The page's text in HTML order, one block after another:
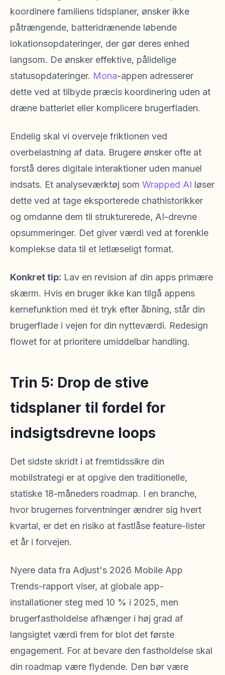
koordinere familiens tidsplaner, ønsker ikke
påtrængende, batteridrænende løbende
lokationsopdateringer, der gør deres enhed
langsom. De ønsker effektive, pålidelige
statusopdateringer. Mona-appen adresserer
dette ved at tilbyde præcis koordinering uden at
dræne batteriet eller komplicere brugerfladen.
Endelig skal vi overveje friktionen ved
overbelastning af data. Brugere ønsker ofte at
forstå deres digitale interaktioner uden manuel
indsats. Et analyseværktøj som Wrapped AI løser
dette ved at tage eksporterede chathistorikker
og omdanne dem til strukturerede, AI-drevne
opsummeringer. Det giver værdi ved at forenkle
komplekse data til et letlæseligt format.
Konkret tip: Lav en revision af din apps primære
skærm. Hvis en bruger ikke kan tilgå appens
kernefunktion med ét tryk efter åbning, står din
brugerflade i vejen for din nytteværdi. Redesign
flowet for at prioritere umiddelbar handling.
Trin 5: Drop de stive
tidsplaner til fordel for
indsigtsdrevne loops
Det sidste skridt i at fremtidssikre din
mobilstrategi er at opgive den traditionelle,
statiske 18-måneders roadmap. I en branche,
hvor brugernes forventninger ændrer sig hvert
kvartal, er det en risiko at fastlåse feature-lister
et år i forvejen.
Nyere data fra Adjust's 2026 Mobile App
Trends-rapport viser, at globale app-
installationer steg med 10 % i 2025, men
brugerfastholdelse afhænger i høj grad af
langsigtet værdi frem for blot det første
engagement. For at bevare den fastholdelse skal
din roadmap være flydende. Den bør være